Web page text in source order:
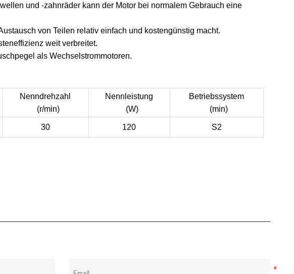
und -zahnräder kann der Motor bei normalem Gebrauch eine
von Teilen relativ einfach und kostengünstig macht.
weit verbreitet.
als Wechselstrommotoren.
Nenndrehzahl
(r/min)
Nennleistung
(W)
Betriebssystem
(min)
30 120 S2